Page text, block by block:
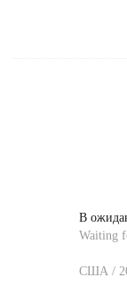
В
Waiting
США /